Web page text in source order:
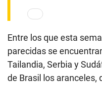
Entre los que esta
parecidas se
Tailandia, Serbia y
de Brasil los aranceles,